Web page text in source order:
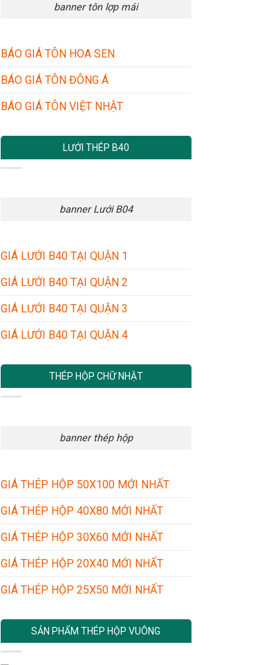
banner tôn lợp mái
BÁO GIÁ TÔN HOA SEN
BÁO GIÁ TÔN ĐÔNG Á
BÁO GIÁ TÔN VIỆT NHẬT
LƯỚI THÉP B40
banner Lưới B04
GIÁ LƯỚI B40 TẠI QUẬN 1
GIÁ LƯỚI B40 TẠI QUẬN 2
GIÁ LƯỚI B40 TẠI QUẬN 3
GIÁ LƯỚI B40 TẠI QUẬN 4
THÉP HỘP CHỮ NHẬT
banner thép hộp
GIÁ THÉP HỘP 50X100 MỚI NHẤT
GIÁ THÉP HỘP 40X80 MỚI NHẤT
GIÁ THÉP HỘP 30X60 MỚI NHẤT
GIÁ THÉP HỘP 20X40 MỚI NHẤT
GIÁ THÉP HỘP 25X50 MỚI NHẤT
SẢN PHẨM THÉP HỘP VUÔNG